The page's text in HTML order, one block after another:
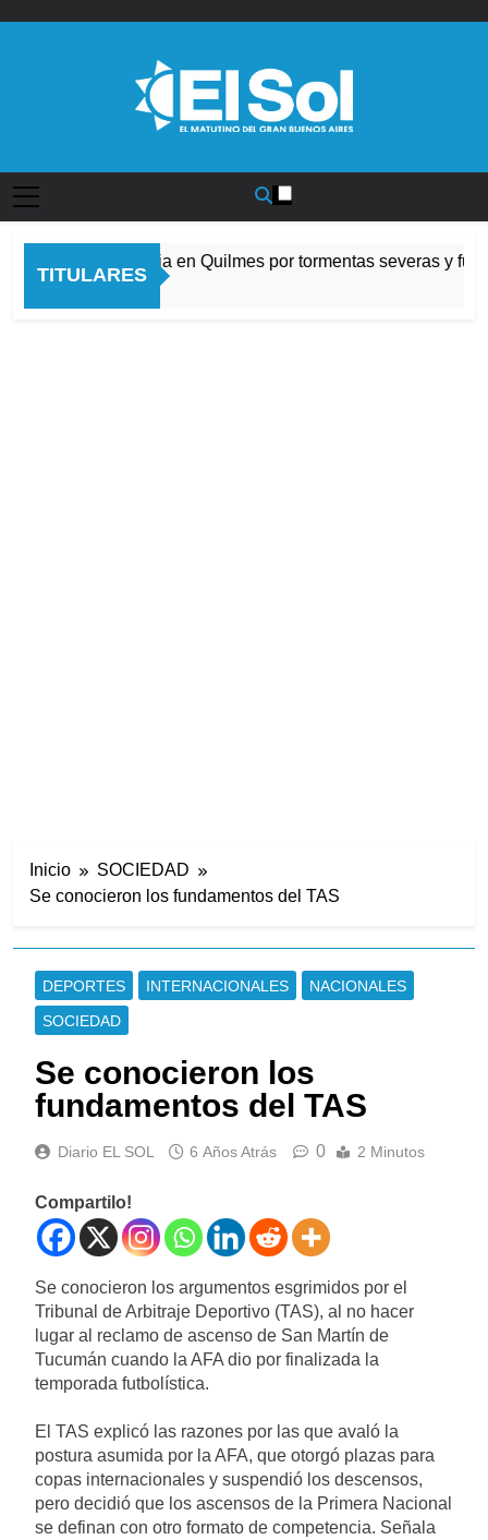
TITULARES
Alerta naranja en Quilmes por tormentas severas y
Inicio
SOCIEDAD
Se conocieron los fundamentos del TAS
DEPORTES INTERNACIONALES
NACIONALES
SOCIEDAD
Se conocieron los
fundamentos del TAS
Diario EL SOL 6 Años Atrás 0 2 Minutos
Compartilo!
Se conocieron los argumentos esgrimidos por el
Tribunal de Arbitraje Deportivo (TAS), al no hacer
lugar al reclamo de ascenso de San Martín de
Tucumán cuando la AFA dio por finalizada la
temporada futbolística.
El TAS explicó las razones por las que avaló la
postura asumida por la AFA, que otorgó plazas para
copas internacionales y suspendió los descensos,
pero decidió que los ascensos de la Primera Nacional
se definan con otro formato de competencia. Señala